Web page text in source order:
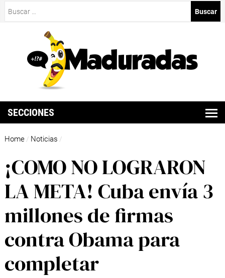
SECCIONES
Home / Noticias /
¡COMO NO LOGRARON
LA META! Cuba envía 3
millones de firmas
contra Obama para
completar